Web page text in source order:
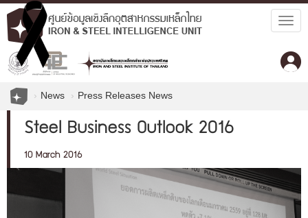
News Press Releases News
Steel Business Outlook 2016
10 March 2016